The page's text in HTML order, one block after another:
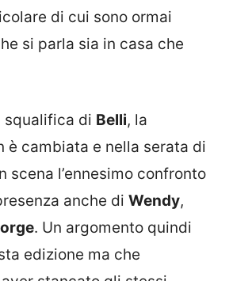
di cui sono ormai
si parla sia in casa che
squalifica di Belli, la
è cambiata e nella serata di
scena l’ennesimo confronto
anche di Wendy,
. Un argomento quindi
edizione ma che